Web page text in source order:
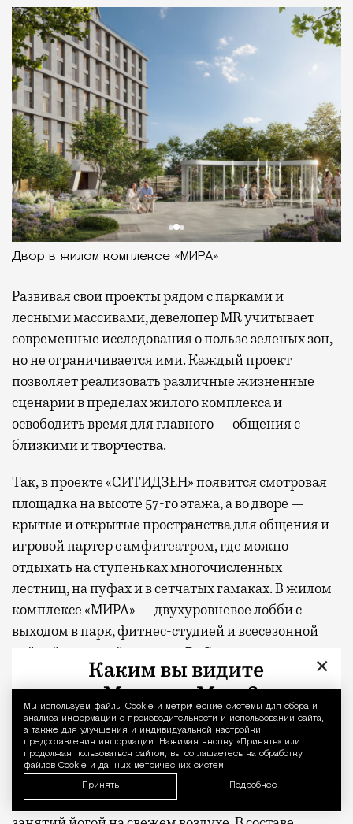
Уведомление
Мы используем файлы Сookie и метрические системы для сбора и
анализа информации о производительности и использовании сайта,
а также для улучшения и индивидуальной настройки
предоставления информации. Нажимая кнопку «Принять» или
продолжая пользоваться сайтом, вы соглашаетесь на обработку
файлов Cookie и данных метрических систем.
Принять Подробнее
Двор в жилом комплексе «МИРА»
Развиваясвои проекты рядом с парками и
лесными массивами, девелопер MR учитывает
современные исследования о пользе зеленых зон,
но не ограничивается ими. Каждый проект
позволяет реализовать различные жизненные
сценарии в пределах жилого комплекса и
освободить время для главного — общения с
близкими и творчества.
Так, в проекте «СИТИДЗЕН» появится смотровая
площадка на высоте 57-го этажа, а во дворе —
крытые и открытые пространства для общения и
игровой партер с амфитеатром, где можно
отдыхать на ступеньках многочисленных
лестниц, на пуфах и в сетчатых гамаках. В жилом
комплексе «МИРА» — двухуровневое лобби с
выходом в парк, фитнес-студией и всесезонной
чайной верандой во дворе. В «С5» —
многоуровневое арт-пространство на крыше,
переговорные, студия йоги и отдельно стоящий
ресторан авторской кухни. В новом премиальном
проекте MR, клубном доме «26 ПАРКВЬЮ», на
первых этажах предусмотрены уютные
пространства для отдыха и деловых встреч, а в
закрытом дворе — фитнес-зоны и места для
×